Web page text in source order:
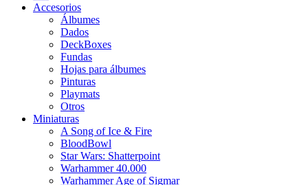
Accesorios
Álbumes
Dados
DeckBoxes
Fundas
Hojas para álbumes
Pinturas
Playmats
Otros
Miniaturas
A Song of Ice & Fire
BloodBowl
Star Wars: Shatterpoint
Warhammer 40.000
Warhammer Age of Sigmar